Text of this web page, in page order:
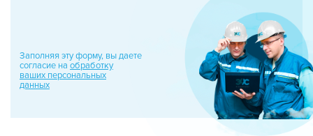
Заполняя эту форму, вы даете
согласие на обработку
ваших персональных
данных